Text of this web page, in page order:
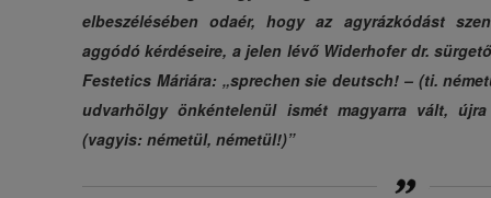
elbeszélésében odaér, hogy az agyrázkódást
aggódó kérdéseire, a jelen lévő Widerhofer dr.
Festetics Máriára: „sprechen sie deutsch! – (ti.
udvarhölgy önkéntelenül ismét magyarra vált,
(vagyis: németül, németül!)”